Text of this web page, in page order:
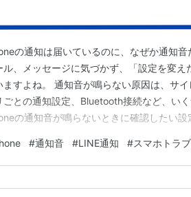
の通知は届いているのに、なぜか通知
ル、メッセージに気づかず、「設定を変
ますよね。 通知音が鳴らない原因は、サ
ごとの通知設定、Bluetooth接続など、い
の通知音が鳴らないときに確認したい
合では、確信する場所が少し違います。
できるところから順番に確認し…
#通知音 #LINE通知 #スマホトラ